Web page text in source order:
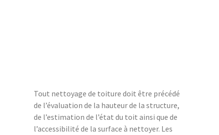
Tout nettoyage de toiture doit être précédé
de l’évaluation de la hauteur de la structure,
de l’estimation de l’état du toit ainsi que de
l’accessibilité de la surface à nettoyer. Les